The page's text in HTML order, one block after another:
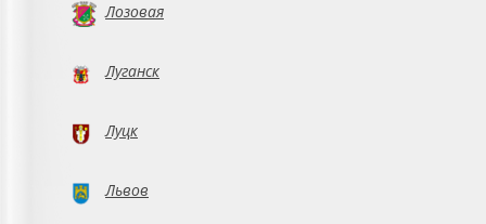
Лозовая
Луганск
Луцк
Львов